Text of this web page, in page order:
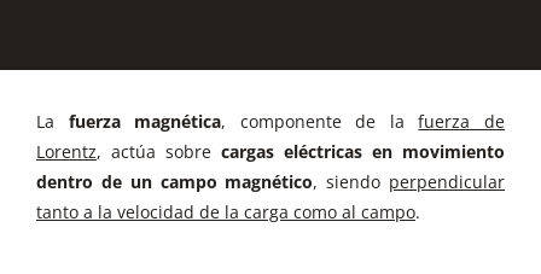
La fuerza magnética, componente de lafuerza de
Lorentz, actúa sobre cargas eléctricas en movimiento
dentro de un campo magnético, siendo perpendicular
tanto a la velocidad de la carga como al campo.